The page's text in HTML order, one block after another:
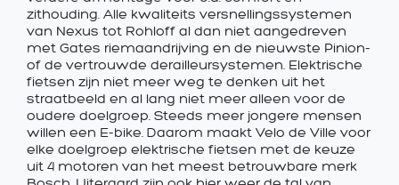
zithouding. Alle kwaliteits versnellingssystemen
van Nexus tot Rohloff al dan niet aangedreven
met Gates riemaandrijving en de nieuwste Pinion-
of de vertrouwde derailleursystemen. Elektrische
fietsen zijn niet meer weg te denken uit het
straatbeeld en al lang niet meer alleen voor de
oudere doelgroep. Steeds meer jongere mensen
willen een E-bike. Daarom maakt Velo de Ville voor
elke doelgroep elektrische fietsen met de keuze
uit 4 motoren van het meest betrouwbare merk